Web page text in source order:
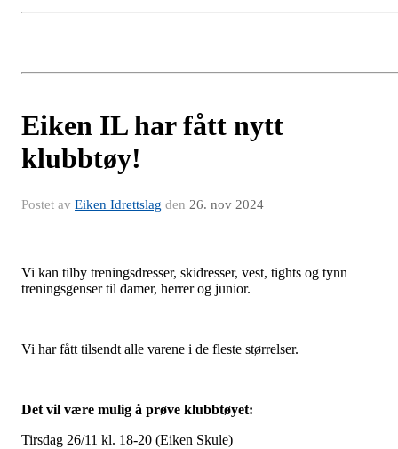
Eiken IL har fått nytt
klubbtøy!
Postet av Eiken Idrettslag den 26. nov 2024
Vi kan tilby treningsdresser, skidresser, vest, tights og tynn
treningsgenser til damer, herrer og junior.
Vi har fått tilsendt alle varene i de fleste størrelser.
Det vil være mulig å prøve klubbtøyet:
Tirsdag 26/11 kl. 18-20 (Eiken Skule)